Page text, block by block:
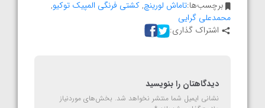
برچسب‌ها:تاماش لورینچ,کشتی فرنگی المپیک توکیو,
محمدعلی گرایی
اشتراک گذاری:
دیدگاهتان را بنویسید
نشانی ایمیل شما منتشر نخواهد شد. بخش‌های موردنیاز